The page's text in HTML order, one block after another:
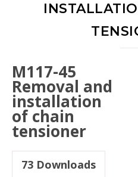
M117-45
Removal and
installation
of chain
tensioner
73 Downloads